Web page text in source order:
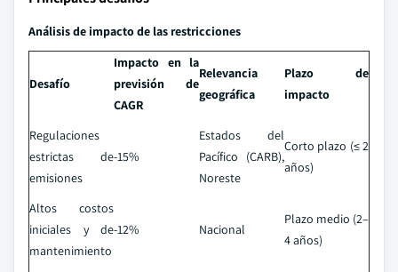
Análisis de impacto de las restricciones
Desafío
Impacto en la
previsión de
CAGR
Relevancia
geográfica
Plazo de
impacto
Regulaciones
estrictas de
emisiones
-15%
Estados del
Pacífico (CARB),
Noreste
Corto plazo (≤ 2
años)
Altos costos
iniciales y de
mantenimiento
-12% Nacional
Plazo medio (2–
4 años)